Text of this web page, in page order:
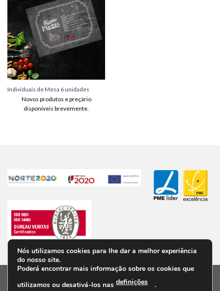
Adicionar
aos meus
desejos
Individuais de Mesa 6 unidades
Novos produtos e preçário
disponíveis brevemente.
Nós utilizamos cookies para lhe dar a melhor experiência
do nosso site.
Poderá encontrar mais informação sobre os cookies que
utilizamos ou desativá-los nas definições .